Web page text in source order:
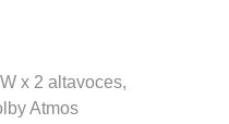
x 2 altavoces,
Atmos